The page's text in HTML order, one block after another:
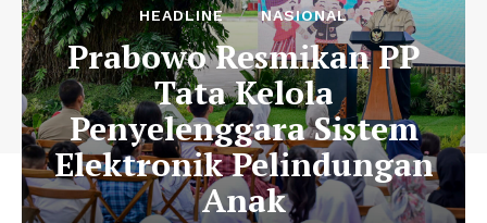
HEADLINE NASIONAL
Prabowo Resmikan PP
Tata Kelola
Penyelenggara Sistem
Elektronik Pelindungan
Anak